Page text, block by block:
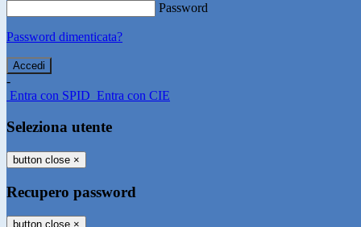
Password
Password dimenticata?
-
Entra con SPID Entra con CIE
Seleziona utente
button close ×
Recupero password
button close ×